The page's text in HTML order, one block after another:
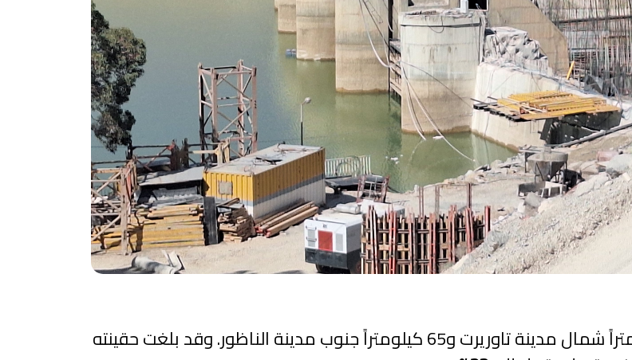
ويقع سد محمد الخامس على بعد حوالي 55 كيلومتراً شمال مدينة تاوريرت و65 كيلومتراً جنوب مدينة الناظور. وقد بلغت حقينته